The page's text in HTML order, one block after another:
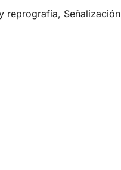
reprografía, Señalización